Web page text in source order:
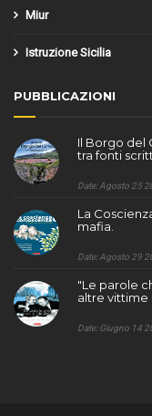
Miur
Istruzione Sicilia
PUBBLICAZIONI
Il Borgo del
tra fonti
Date: Agosto 25
La
mafia.
Date: Agosto 29
"Le parole
altre vittime
Date: Giugno 14